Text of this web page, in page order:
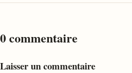
0 commentaire
Laisser un commentaire